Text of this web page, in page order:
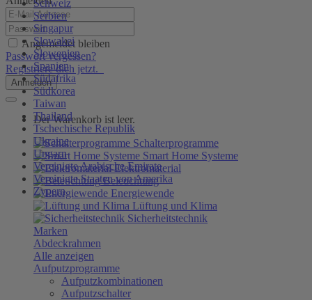
Schweiz
Serbien
Singapur
Slowakei
Slowenien
Spanien
Südafrika
Südkorea
Taiwan
Thailand
Tschechische Republik
Ukraine
Ungarn
Vereinigte Arabische Emirate
Vereinigte Staaten von Amerika
Zypern
Angemeldet bleiben
Passwort vergessen?
Registriere dich jetzt.
Anmelden
Der Warenkorb ist leer.
Schalterprogramme
Smart Home Systeme
Elektromaterial
Beleuchtung
Energiewende
Lüftung und Klima
Sicherheitstechnik
Marken
Abdeckrahmen
Alle anzeigen
Aufputzprogramme
Aufputzkombinationen
Aufputzschalter